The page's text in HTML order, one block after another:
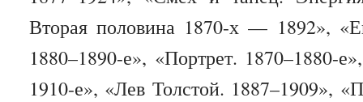
Вторая половина 1870-х — 1892»,
1880–1890-е», «Портрет. 1870–1880-
1910-е», «Лев Толстой. 1887–1909»,